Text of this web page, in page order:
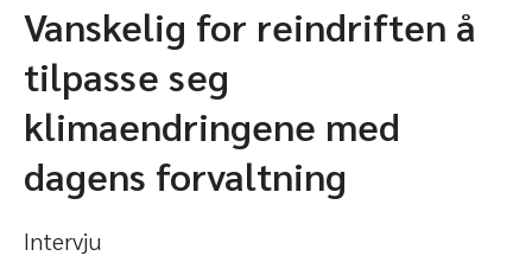
Vanskelig for reindriften å
tilpasse seg
klimaendringene med
dagens forvaltning
Intervju